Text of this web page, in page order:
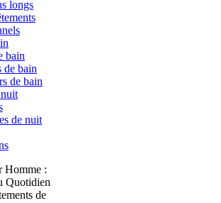
longs
bain
de bain
de bain
de nuit
Homme :
Quotidien
de